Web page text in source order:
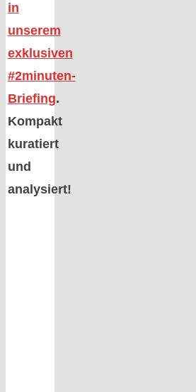
in
unserem
exklusiven
#2minuten-
Briefing.
Kompakt
kuratiert
und
analysiert!